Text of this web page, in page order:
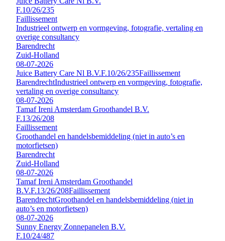
F.10/26/235
Faillissement
Industrieel ontwerp en vormgeving, fotografie, vertaling en
overige consultancy
Barendrecht
Zuid-Holland
08-07-2026
Juice Battery Care Nl B.V.F.10/26/235Faillissement
BarendrechtIndustrieel ontwerp en vormgeving, fotografie,
vertaling en overige consultancy
08-07-2026
Tamaf Ireni Amsterdam Groothandel B.V.
F.13/26/208
Faillissement
Groothandel en handelsbemiddeling (niet in auto’s en
motorfietsen)
Barendrecht
Zuid-Holland
08-07-2026
Tamaf Ireni Amsterdam Groothandel
B.V.F.13/26/208Faillissement
BarendrechtGroothandel en handelsbemiddeling (niet in
auto’s en motorfietsen)
08-07-2026
Sunny Energy Zonnepanelen B.V.
F.10/24/487